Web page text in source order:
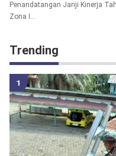
Penandatangan Janji Kinerja
Zona I...
Trending